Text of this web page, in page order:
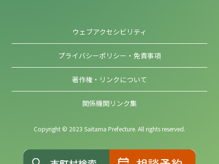
ウェブアクセシビリティ
プライバシーポリシー・免責事項
著作権・リンクについて
関係機関リンク集
Copyright © 2023 Saitama Prefecture. All rights reserved.